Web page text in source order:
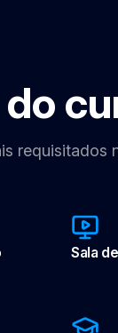
requisitados
Sala